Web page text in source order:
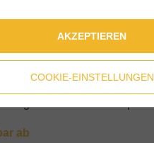
Tor und ein Rampentor
ab
AKZEPTIEREN
COOKIE-EINSTELLUNGEN